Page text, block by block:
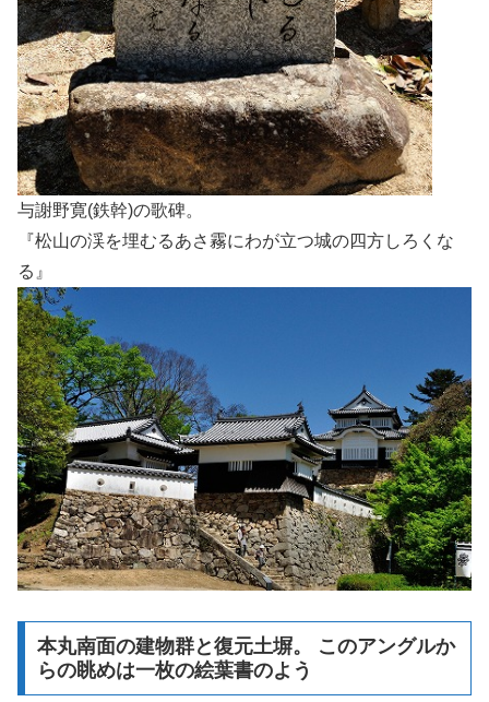
与謝野寛(鉄幹)の歌碑。
『松山の渓を埋むるあさ霧にわが立つ城の四方しろくな
る』
本丸南面の建物群と復元土塀。 このアングルか
らの眺めは一枚の絵葉書のよう